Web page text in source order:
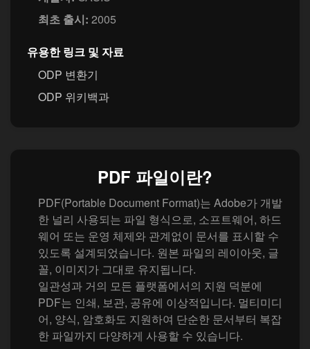
최초 출시: 2005
유용한 링크 및 자료
ODP 변환기
ODP 위키백과
PDF 파일이란?
PDF(Portable Document Format)는 Adobe가 개발
한 널리 사용되는 파일 형식으로, 소프트웨어, 하드
웨어 또는 운영 체제와 관계없이 문서를 표시할 수
있도록 설계되었습니다. 원본 파일의 레이아웃, 글
꼴, 이미지가 그대로 유지됩니다.
일관성과 거의 모든 플랫폼에서의 지원 덕분에
PDF는 인쇄, 보관, 공유에 이상적입니다. 멀티미디
어, 양식, 암호화도 지원하여 단순한 문서부터 복잡
한 파일까지 다양하게 사용할 수 있습니다.